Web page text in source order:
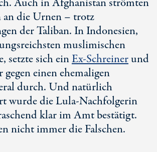
an die Urnen – trotz
der Taliban. In Indonesien,
muslimischen
setzte sich einEx-Schreinerund
einen ehemaligen
durch. Und natürlich
wurde die Lula-Nachfolgerin
klar im Amt bestätigt.
nicht immer die Falschen.